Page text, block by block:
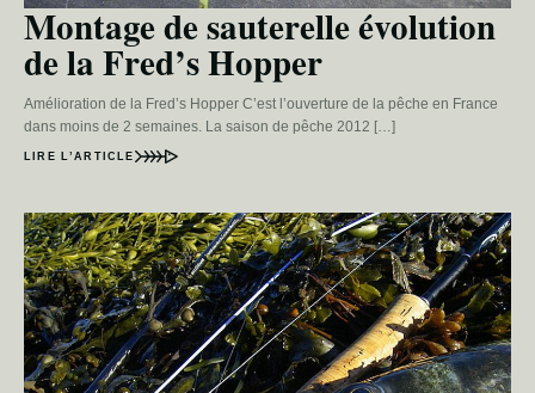
Montage de sauterelle évolution
de la Fred’s Hopper
Amélioration de la Fred’s Hopper C’est l’ouverture de la pêche en France
dans moins de 2 semaines. La saison de pêche 2012 […]
LIRE L’ARTICLE